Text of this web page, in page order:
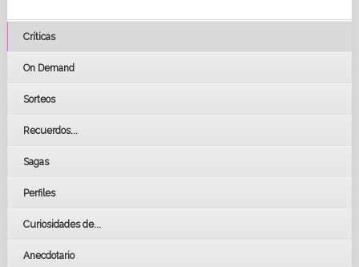
Críticas
On Demand
Sorteos
Recuerdos...
Sagas
Perfiles
Curiosidades de...
Anecdotario